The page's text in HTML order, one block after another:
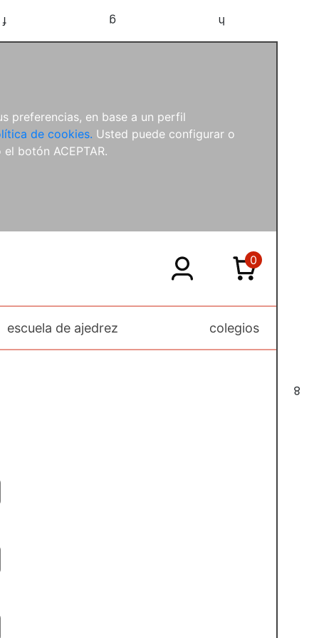
preferencias, en base a un perfil
de cookies. Usted puede configurar o
botón ACEPTAR.
f g h
8
escuela de ajedrez colegios
0